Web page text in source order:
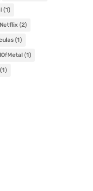
(1)
Netflix(2)
(1)
(1)